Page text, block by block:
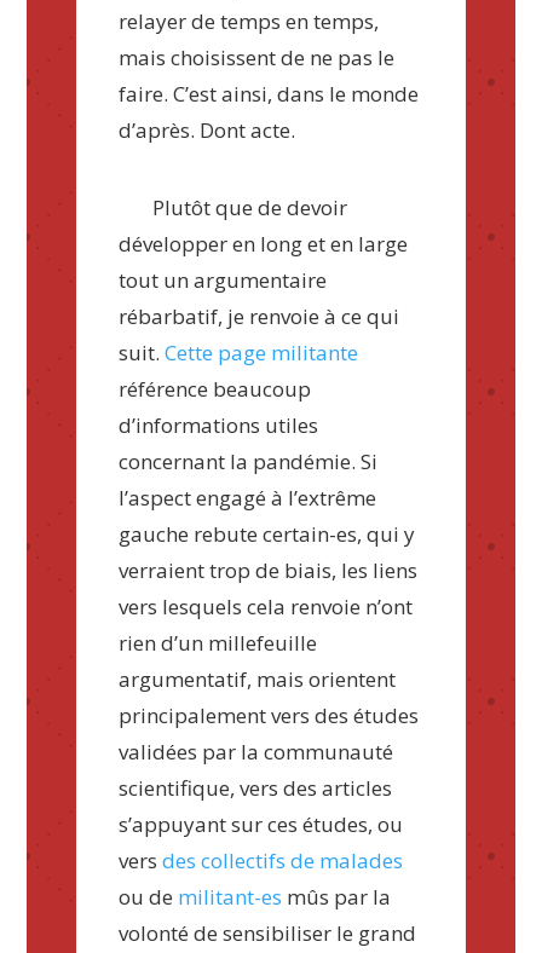
relayer de temps en temps,
mais choisissent de ne pas le
faire. C’est ainsi, dans le monde
d’après. Dont acte.
Plutôt que de devoir
développer en long et en large
tout un argumentaire
rébarbatif, je renvoie à ce qui
suit. Cette page militante
référence beaucoup
d’informations utiles
concernant la pandémie. Si
l’aspect engagé à l’extrême
gauche rebute certain-es, qui y
verraient trop de biais, les liens
vers lesquels cela renvoie n’ont
rien d’un millefeuille
argumentatif, mais orientent
principalement vers des études
validées par la communauté
scientifique, vers des articles
s’appuyant sur ces études, ou
vers des collectifs de malades
ou de militant-es mûs par la
volonté de sensibiliser le grand